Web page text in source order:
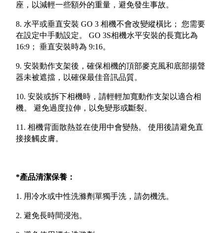
座，以減輕一些額外的重量，避免發生事故。
8. 水平或垂直安裝 GO 3 相機不會改變縱橫比； 您需要
在設定中手動設定。 GO 3S相機水平安裝的長寬比為
16:9； 垂直安裝時為 9:16。
9. 安裝動作支架後，確保相機的頂部麥克風和底部揚聲
器未被遮擋，以確保最佳音訊品質。
10. 安裝或拆下相機時，請輕輕加寬動作支架以適合相
機。 避免過度拉伸，以免變形或斷裂。
11. 相機背面散熱並在使用中會變熱。 使用後請避免直
接接觸皮膚。
*產品清潔保養：
1. 用冷水或中性洗滌劑單獨手洗，請勿機洗。
2. 避免長時間浸泡。